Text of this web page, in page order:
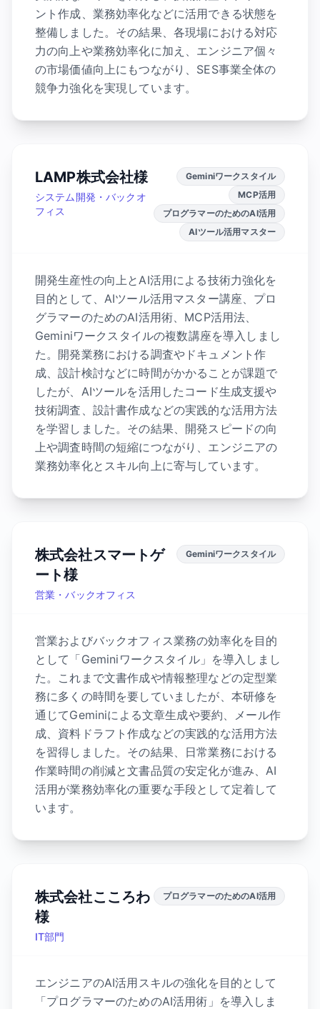
ント作成、業務効率化などに活用できる状態を
整備しました。その結果、各現場における対応
力の向上や業務効率化に加え、エンジニア個々
の市場価値向上にもつながり、SES事業全体の
競争力強化を実現しています。
LAMP株式会社様
システム開発・バックオ
フィス
Geminiワークスタイル
MCP活用
プログラマーのためのAI活用
AIツール活用マスター
開発生産性の向上とAI活用による技術力強化を
目的として、AIツール活用マスター講座、プロ
グラマーのためのAI活用術、MCP活用法、
Geminiワークスタイルの複数講座を導入しまし
た。開発業務における調査やドキュメント作
成、設計検討などに時間がかかることが課題で
したが、AIツールを活用したコード生成支援や
技術調査、設計書作成などの実践的な活用方法
を学習しました。その結果、開発スピードの向
上や調査時間の短縮につながり、エンジニアの
業務効率化とスキル向上に寄与しています。
株式会社スマートゲ
ート様
営業・バックオフィス
Geminiワークスタイル
営業およびバックオフィス業務の効率化を目的
として「Geminiワークスタイル」を導入しまし
た。これまで文書作成や情報整理などの定型業
務に多くの時間を要していましたが、本研修を
通じてGeminiによる文章生成や要約、メール作
成、資料ドラフト作成などの実践的な活用方法
を習得しました。その結果、日常業務における
作業時間の削減と文書品質の安定化が進み、AI
活用が業務効率化の重要な手段として定着して
います。
株式会社こころわ
様
IT部門
プログラマーのためのAI活用
エンジニアのAI活用スキルの強化を目的として
「プログラマーのためのAI活用術」を導入しま